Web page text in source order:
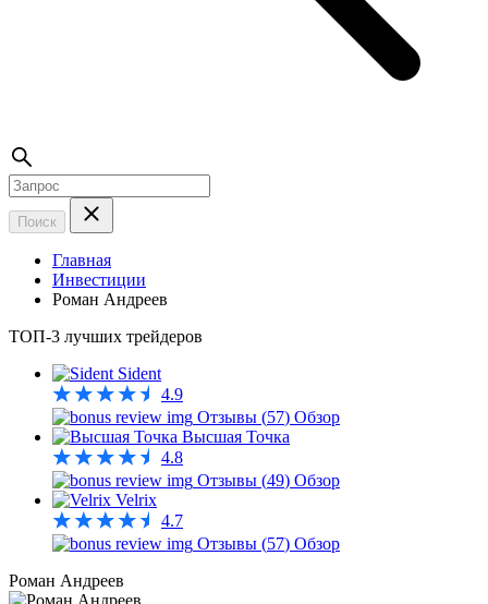
Поиск
Главная
Инвестиции
Роман Андреев
ТОП-3 лучших трейдеров
Sident
4.9
Отзывы (57) Обзор
Высшая Точка
4.8
Отзывы (49) Обзор
Velrix
4.7
Отзывы (57) Обзор
Роман Андреев